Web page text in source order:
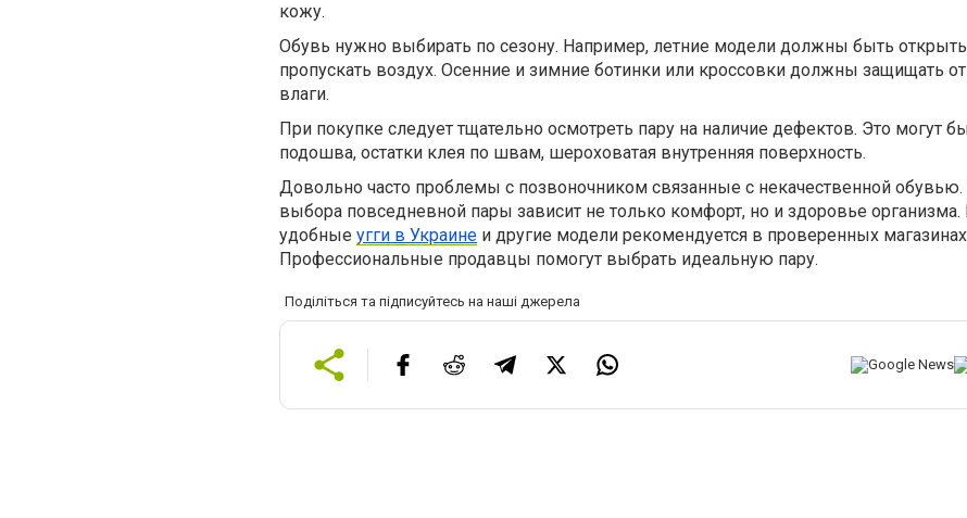
кожу.
Обувь нужно выбирать по сезону. Например, летние модели должны быть
пропускать воздух. Осенние и зимние ботинки или кроссовки должны защищать
влаги.
При покупке следует тщательно осмотреть пару на наличие дефектов. Это могут
подошва, остатки клея по швам, шероховатая внутренняя поверхность.
Довольно часто проблемы с позвоночником связанные с некачественной обувью.
выбора повседневной пары зависит не только комфорт, но и здоровье организма.
удобные угги в Украине и другие модели рекомендуется в проверенных
Профессиональные продавцы помогут выбрать идеальную пару.
Поділіться та підписуйтесь на наші джерела